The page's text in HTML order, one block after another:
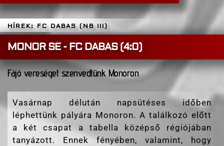
HÍREK: FC DABAS (NB III)
MONOR SE - FC DABAS (4:0)
Fájó vereséget szenvedtünk Monoron
Vasárnap délután napsütéses időben
léphettünk pályára Monoron. A találkozó előtt
a két csapat a tabella középső régiójában
tanyázott. Ennek fényében, valamint, hogy